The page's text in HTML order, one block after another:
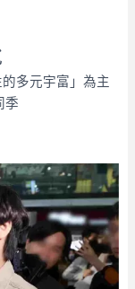
多元宇富」為主
季